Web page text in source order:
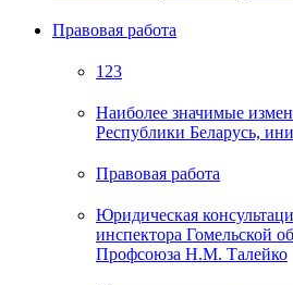
Правовая работа
123
Наиболее значимые
Республики Беларусь,
Правовая работа
Юридическая
инспектора Гомельской
Профсоюза Н.М. Талейко